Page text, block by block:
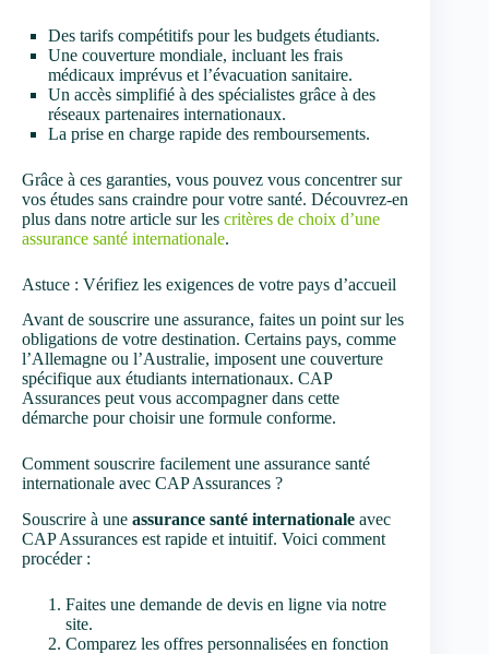
Des tarifs compétitifs pour les budgets étudiants.
Une couverture mondiale, incluant les frais
médicaux imprévus et l’évacuation sanitaire.
Un accès simplifié à des spécialistes grâce à des
réseaux partenaires internationaux.
La prise en charge rapide des remboursements.
Grâce à ces garanties, vous pouvez vous concentrer sur
vos études sans craindre pour votre santé. Découvrez-en
plus dans notre article sur les critères de choix d’une
assurance santé internationale.
Astuce : Vérifiez les exigences de votre pays d’accueil
Avant de souscrire une assurance, faites un point sur les
obligations de votre destination. Certains pays, comme
l’Allemagne ou l’Australie, imposent une couverture
spécifique aux étudiants internationaux. CAP
Assurances peut vous accompagner dans cette
démarche pour choisir une formule conforme.
Comment souscrire facilement une assurance santé
internationale avec CAP Assurances ?
Souscrire à une assurance santé internationale avec
CAP Assurances est rapide et intuitif. Voici comment
procéder :
Faites une demande de devis en ligne via notre
site.
Comparez les offres personnalisées en fonction